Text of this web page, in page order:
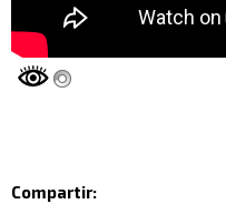
Compartir: